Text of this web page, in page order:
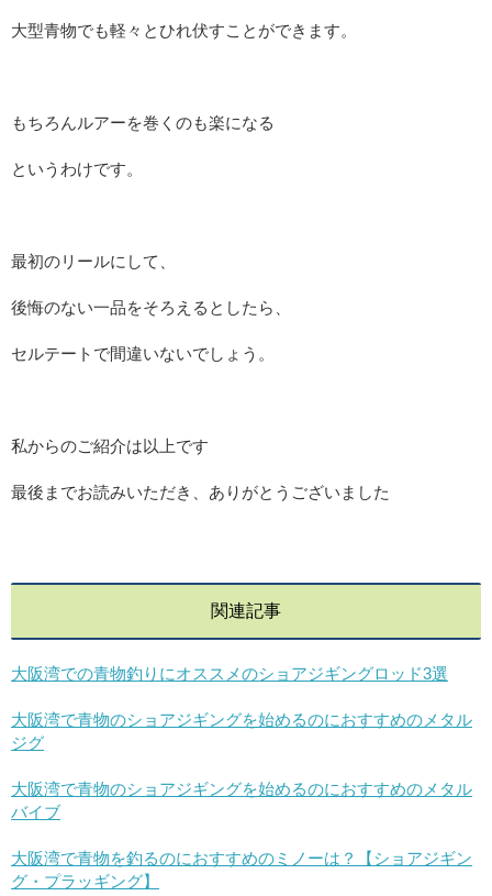
大型青物でも軽々とひれ伏すことができます。
もちろんルアーを巻くのも楽になる
というわけです。
最初のリールにして、
後悔のない一品をそろえるとしたら、
セルテートで間違いないでしょう。
私からのご紹介は以上です
最後までお読みいただき、ありがとうございました
関連記事
大阪湾での青物釣りにオススメのショアジギングロッド3選
大阪湾で青物のショアジギングを始めるのにおすすめのメタル
ジグ
大阪湾で青物のショアジギングを始めるのにおすすめのメタル
バイブ
大阪湾で青物を釣るのにおすすめのミノーは？【ショアジギン
グ・プラッギング】